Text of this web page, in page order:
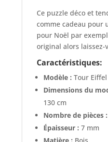
Ce puzzle déco et
comme cadeau pour
pour Noël par
original alors laissez-
Caractéristiques:
Modèle : Tour Eiffel
Dimensions du
130 cm
Nombre de pièces :
Épaisseur : 7 mm